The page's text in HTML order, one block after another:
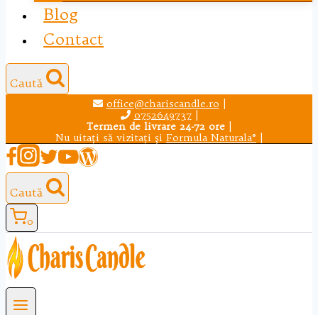
Blog
Contact
Caută
office@chariscandle.ro
0752649737|
Termen de livrare 24-72 ore
Nu uitaţi să vizitaţi şi Formula Naturala®
Caută
0